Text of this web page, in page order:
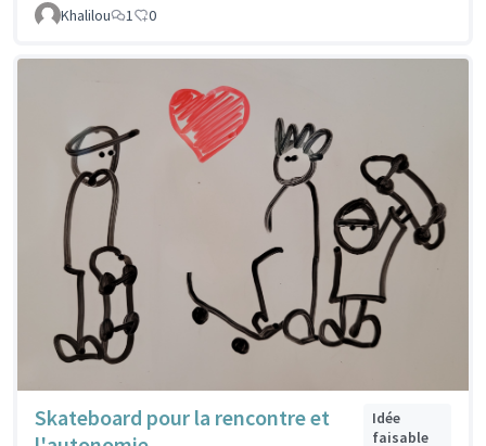
Khalilou
1 0
Skateboard pour la rencontre et
Idée
faisable